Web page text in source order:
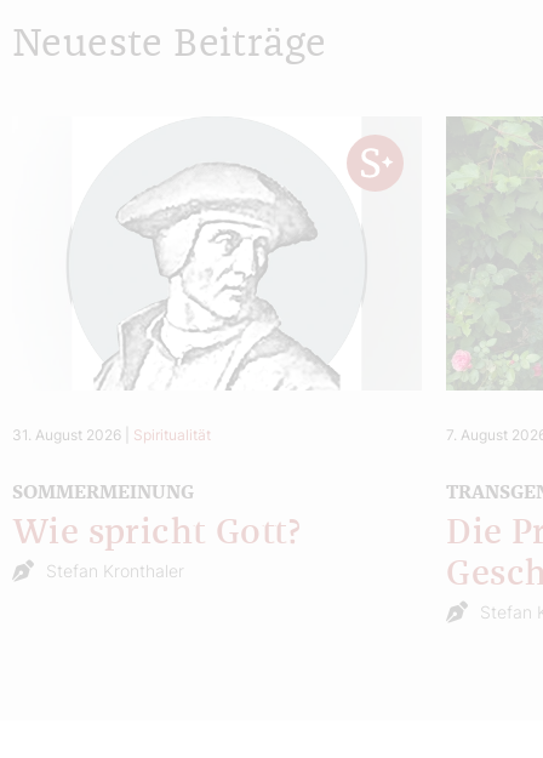
Neueste Beiträge
31. August 2026 Spiritualität
SOMMERMEINUNG
Wie spricht Gott?
Stefan Kronthaler
7. August
Die
Stefan